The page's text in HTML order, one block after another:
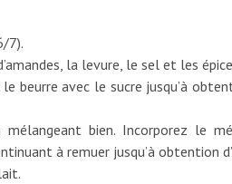
7).
la levure, le sel et les
beurre avec le sucre jusqu’à
bien. Incorporez le
à remuer jusqu’à obtention